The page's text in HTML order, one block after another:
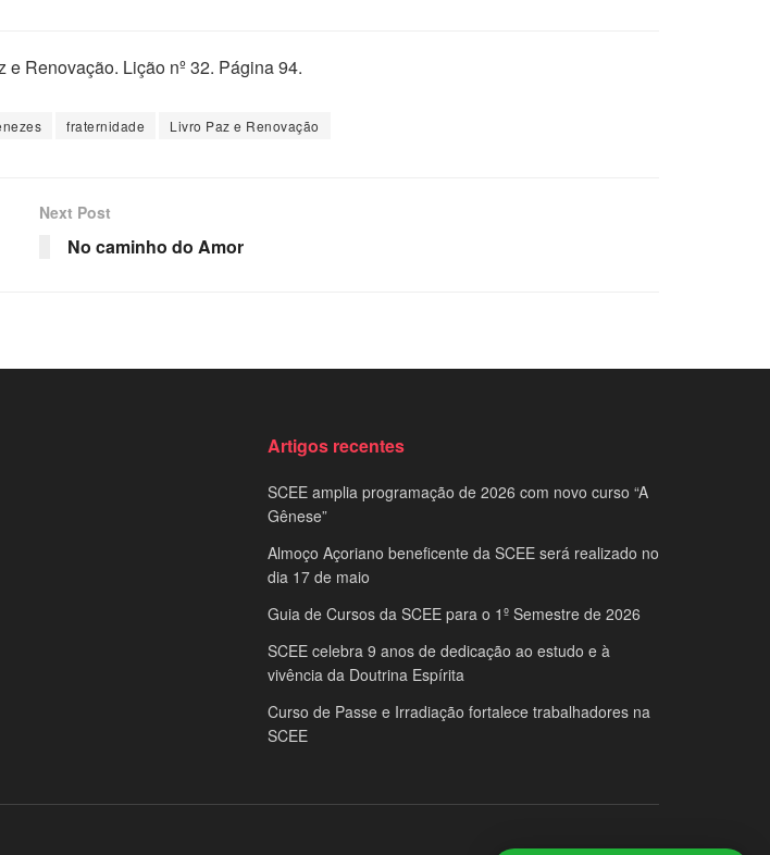
Renovação. Lição nº 32. Página 94.
fraternidade Livro Paz e Renovação
Next Post
No caminho do Amor
Artigos recentes
SCEE amplia programação de 2026 com novo curso “A
Gênese”
Almoço Açoriano beneficente da SCEE será realizado no
dia 17 de maio
Guia de Cursos da SCEE para o 1º Semestre de 2026
SCEE celebra 9 anos de dedicação ao estudo e à
vivência da Doutrina Espírita
Curso de Passe e Irradiação fortalece trabalhadores na
SCEE